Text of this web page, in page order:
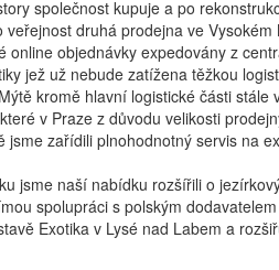
společnost kupuje a po
veřejnost druhá prodejna ve
online objednávky expedovány z
jež už nebude zatížena těžkou
kromě hlavní logistické části
v Praze z důvodu velikosti
jsme zařídili plnohodnotný servis na
jsme naší nabídku rozšířili o
spolupráci s polským
Exotika v Lysé nad Labem a